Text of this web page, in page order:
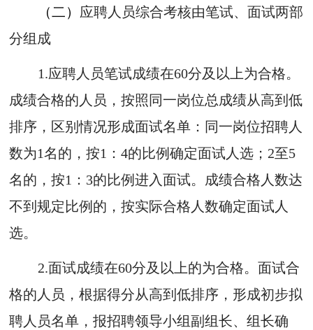
（二） 应聘人员综合考核由笔试、面试两部
分组成
1.应聘人员笔试成绩在60分及以上为合格。
成绩合格的人员，按照同一岗位总成绩从高到低
排序，区别情况形成面试名单：同一岗位招聘人
数为1名的，按1：4的比例确定面试人选；2至5
名的，按1：3的比例进入面试。成绩合格人数达
不到规定比例的，按实际合格人数确定面试人
选。
2.面试成绩在60分及以上的为合格。面试合
格的人员，根据得分从高到低排序，形成初步拟
聘人员名单 ，报招聘领导小组副组长、组长确